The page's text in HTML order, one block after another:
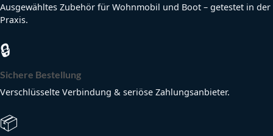
Ausgewähltes Zubehör für Wohnmobil und Boot – getestet in der
Praxis.
🔒
Sichere Bestellung
Verschlüsselte Verbindung & seriöse Zahlungsanbieter.
📦